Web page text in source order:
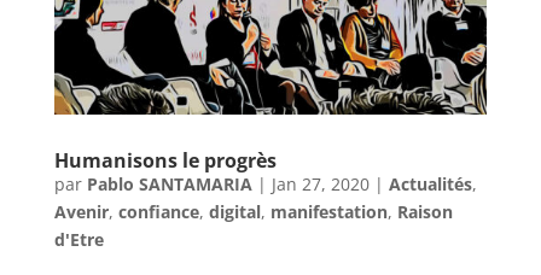
Humanisons le progrès
par Pablo SANTAMARIA | Jan 27, 2020| Actualités,
Avenir, confiance, digital, manifestation, Raison
d'Etre